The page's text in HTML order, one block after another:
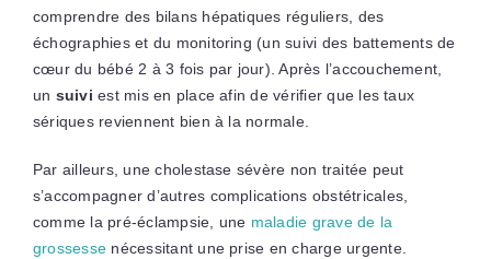
comprendre des bilans hépatiques réguliers, des
échographies et du monitoring (un suivi des battements de
cœur du bébé 2 à 3 fois par jour). Après l’accouchement,
un suiviest mis en place afin de vérifier que les taux
sériques reviennent bien à la normale.
Par ailleurs, une cholestase sévère non traitée peut
s’accompagner d’autres complications obstétricales,
comme la pré-éclampsie, une maladie grave de la
grossesse nécessitant une prise en charge urgente.